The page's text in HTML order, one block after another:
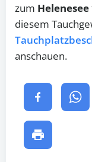
zum Helenesee
diesem
anschauen.